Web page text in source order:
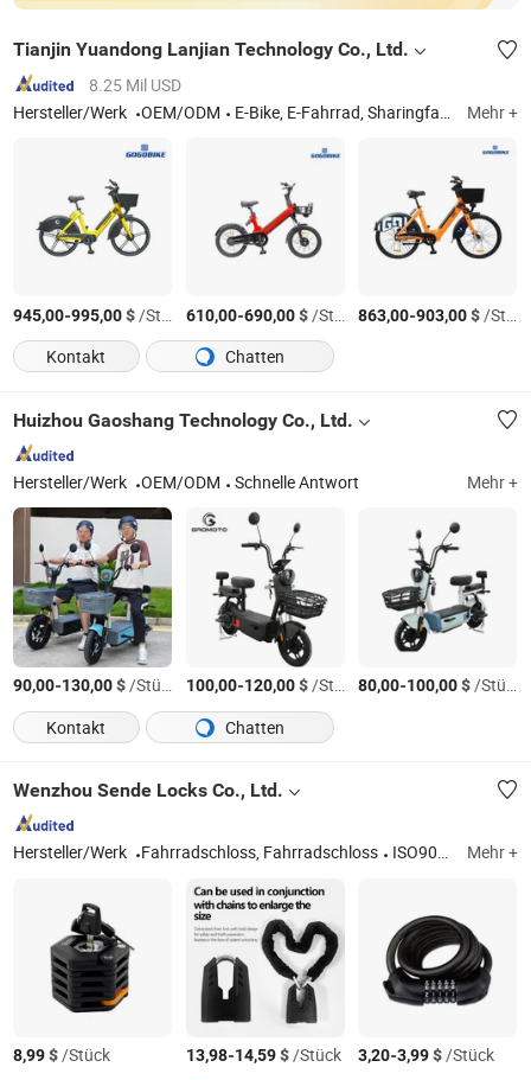
Tianjin Yuandong Lanjian Technology Co., Ltd.
8.25 Mil USD
Hersteller/Werk
OEM/ODM E-Bike, E-Fahrrad, Sharingfahrrad, Klappfahrrad, Mountainbike Mehr +
945,00-995,00$/Stück 610,00-690,00$/Stück 863,00-903,00$/Stück
Kontakt
Chatten
Huizhou Gaoshang Technology Co., Ltd.
Hersteller/Werk OEM/ODM Schnelle Antwort Mehr +
90,00-130,00$/Stück 100,00-120,00$/Stück 80,00-100,00$/Stück
Kontakt
Chatten
Wenzhou Sende Locks Co., Ltd.
Hersteller/Werk Fahrradschloss, Fahrradschloss ISO9001:2015 Mehr +
8,99$/Stück 13,98-14,59$/Stück 3,20-3,99$/Stück